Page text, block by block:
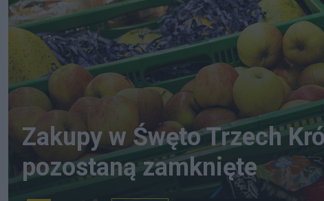
Zakupy w Śwęto Trzech
pozostaną zamknięte